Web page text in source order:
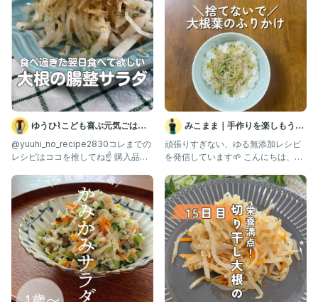
🛡 免疫力アップ・抗酸化
大根葉のβカロテン＆ビタミンCが体を守る働き。
🚽 便秘解消
大根葉とごまの食物繊維で腸が元気に動きます。
🌸 貧血予防・美容サポート
鉄分・葉酸（大根葉）× ビタミンE（ごま）が
血の巡りと美肌に◎
【特に大事！】
桜えび＆ごまの脂溶性ビタミンは
“油と一緒”で吸収率アップ⤴️
ごま油で炒めるこのレシピは相性バッチリです✨
✎︎＿＿＿＿＿＿＿＿＿＿＿＿＿＿＿＿＿
最後まで読んでくださりありがとうございます💖
料理歴30年！旬の野菜で作る
『家族みんなが健康になる、
簡単で美味しい！』料理を発信中🍳
@nao_yasasii_gohan では、農家のおかんが
季節ごとのレシピや保存の知恵もシェアしています☺️
ゆうひ⌇こども喜ぶ元気ごはん
🍳
@yuuhi_no_recipe2830コレまでの
レシピはココを推してね☝️ 購入品は
みこまま｜手作りを楽しもう♡
麹とゆる無添加レシピ
頑張りすぎない、ゆる無添加レシピ
を発信しています🌱 こんにちは、み